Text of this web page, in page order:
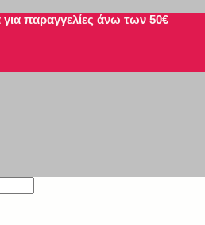
παραγγελίες άνω των 50€